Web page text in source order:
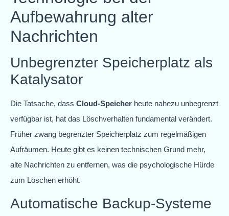
Aufbewahrung alter
Nachrichten
Unbegrenzter Speicherplatz als
Katalysator
Die Tatsache, dass Cloud-Speicher heute nahezu unbegrenzt
verfügbar ist, hat das Löschverhalten fundamental verändert.
Früher zwang begrenzter Speicherplatz zum regelmäßigen
Aufräumen. Heute gibt es keinen technischen Grund mehr,
alte Nachrichten zu entfernen, was die psychologische Hürde
zum Löschen erhöht.
Automatische Backup-Systeme